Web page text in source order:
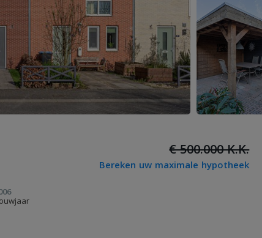
€ 500.000 K.K.
Bereken uw maximale hypotheek